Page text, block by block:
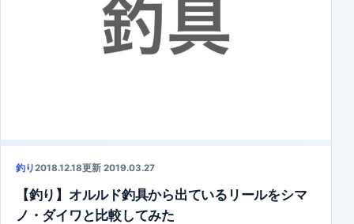
釣り2018.12.18更新 2019.03.27
【釣り】オルルド釣具から出ているリールをシマ
ノ・ダイワと比較してみた